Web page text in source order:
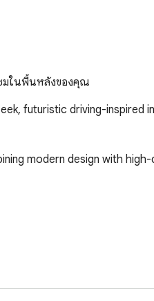
มในพื้นหลังของคุณ
futuristic driving-inspired
modern design with